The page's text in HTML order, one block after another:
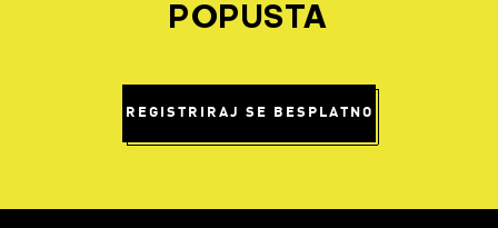
POPUSTA
REGISTRIRAJ SE BESPLATNO